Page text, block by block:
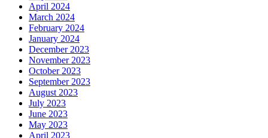
April 2024
March 2024
February 2024
January 2024
December 2023
November 2023
October 2023
September 2023
August 2023
July 2023
June 2023
May 2023
April 2023